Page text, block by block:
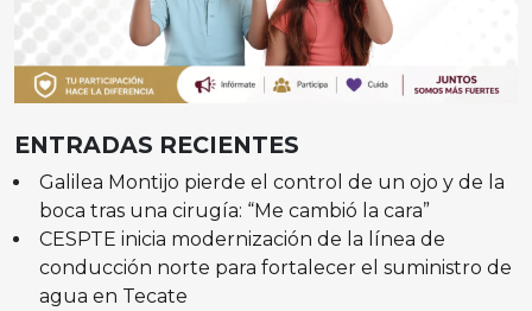
ENTRADAS RECIENTES
Galilea Montijo pierde el control de un ojo y de la
boca tras una cirugía: “Me cambió la cara”
CESPTE inicia modernización de la línea de
conducción norte para fortalecer el suministro de
agua en Tecate